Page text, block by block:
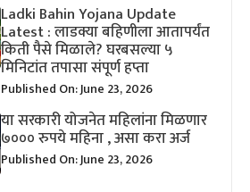
Ladki Bahin Yojana Update
Latest : लाडक्या बहिणीला आतापर्यंत
किती पैसे मिळाले? घरबसल्या ५
मिनिटांत तपासा संपूर्ण हप्ता
Published On: June 23, 2026
या सरकारी योजनेत महिलांना मिळणार
७००० रुपये महिना , असा करा अर्ज
Published On: June 23, 2026